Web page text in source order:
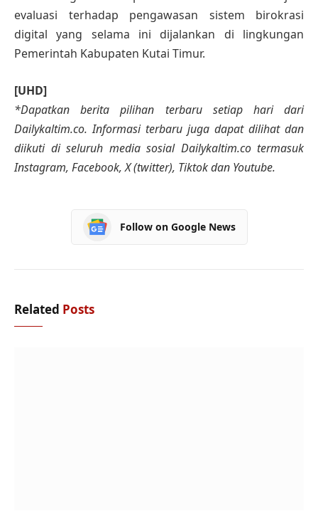
evaluasi terhadap pengawasan sistem birokrasi
digital yang selama ini dijalankan di lingkungan
Pemerintah Kabupaten Kutai Timur.
[UHD]
*Dapatkan berita pilihan terbaru setiap hari dari
Dailykaltim.co. Informasi terbaru juga dapat dilihat dan
diikuti di seluruh media sosial Dailykaltim.co termasuk
Instagram, Facebook, X (twitter), Tiktok dan Youtube.
Follow on Google News
Related Posts